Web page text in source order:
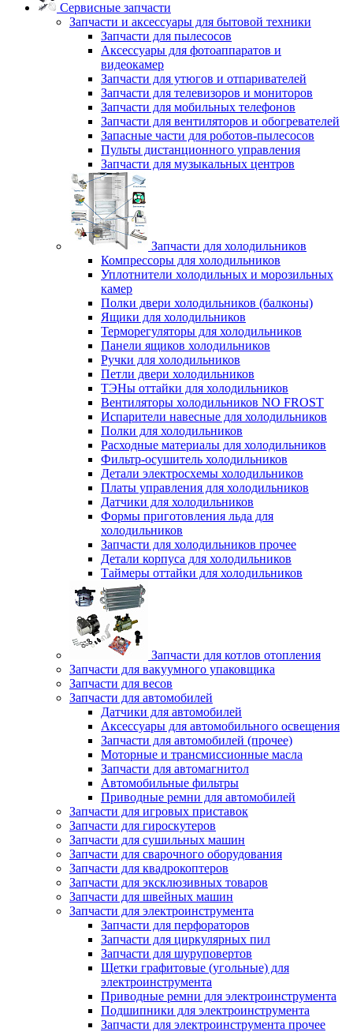
Сервисные запчасти
Запчасти и аксессуары для бытовой техники
Запчасти для пылесосов
Аксессуары для фотоаппаратов и
видеокамер
Запчасти для утюгов и отпаривателей
Запчасти для телевизоров и мониторов
Запчасти для мобильных телефонов
Запчасти для вентиляторов и обогревателей
Запасные части для роботов-пылесосов
Пульты дистанционного управления
Запчасти для музыкальных центров
Запчасти для холодильников
Компрессоры для холодильников
Уплотнители холодильных и морозильных
камер
Полки двери холодильников (балконы)
Ящики для холодильников
Терморегуляторы для холодильников
Панели ящиков холодильников
Ручки для холодильников
Петли двери холодильников
ТЭНы оттайки для холодильников
Вентиляторы холодильников NO FROST
Испарители навесные для холодильников
Полки для холодильников
Расходные материалы для холодильников
Фильтр-осушитель холодильников
Детали электросхемы холодильников
Платы управления для холодильников
Датчики для холодильников
Формы приготовления льда для
холодильников
Запчасти для холодильников прочее
Детали корпуса для холодильников
Таймеры оттайки для холодильников
Запчасти для котлов отопления
Запчасти для вакуумного упаковщика
Запчасти для весов
Запчасти для автомобилей
Датчики для автомобилей
Аксессуары для автомобильного освещения
Запчасти для автомобилей (прочее)
Моторные и трансмиссионные масла
Запчасти для автомагнитол
Автомобильные фильтры
Приводные ремни для автомобилей
Запчасти для игровых приставок
Запчасти для гироскутеров
Запчасти для сушильных машин
Запчасти для сварочного оборудования
Запчасти для квадрокоптеров
Запчасти для эксклюзивных товаров
Запчасти для швейных машин
Запчасти для электроинструмента
Запчасти для перфораторов
Запчасти для циркулярных пил
Запчасти для шуруповертов
Щетки графитовые (угольные) для
электроинструмента
Приводные ремни для электроинструмента
Подшипники для электроинструмента
Запчасти для электроинструмента прочее